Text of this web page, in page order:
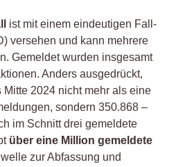
ist mit einem eindeutigen Fall-
versehen und kann mehrere
Gemeldet wurden insgesamt
Anders ausgedrückt,
2024 nicht mehr als eine
sondern 350.868 –
im Schnitt drei gemeldete
über eine Million gemeldete
zur Abfassung und